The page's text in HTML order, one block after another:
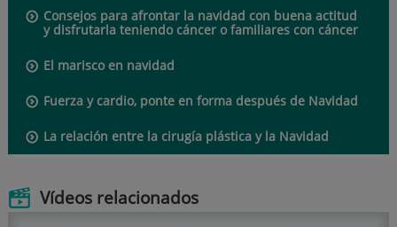
Consejos para afrontar la navidad con buena actitud
y disfrutarla teniendo cáncer o familiares con cáncer
El marisco en navidad
Fuerza y cardio, ponte en forma después de Navidad
La relación entre la cirugía plástica y la Navidad
Vídeos relacionados